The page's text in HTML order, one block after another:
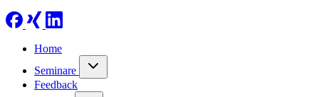
Home
Seminare
Feedback